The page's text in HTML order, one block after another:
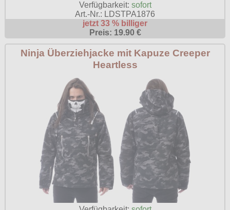
Verfügbarkeit: sofort
Art.-Nr.: LDSTPA1876
jetzt 33 % billiger
Preis: 19.90 €
Ninja Überziehjacke mit Kapuze Creeper
Heartless